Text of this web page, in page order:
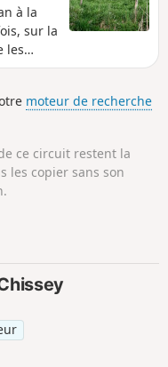
à la
sur la
les
boismoteur de recherche
ce circuit restent la
les copier sans son